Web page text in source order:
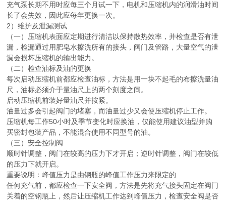
充气泵长期不用时应每三个月试一下，电机和压缩机内的润滑油时间
长了会失效，因此应每年更换一次。
2）维护及泄漏测试
（一）压缩机表面应定期进行清洁以保持散热效率，并检查是否有泄
漏，检漏通过用肥皂水擦洗所有的接头，阀门及管路，大量空气的泄
漏会损坏压缩机的输出能力。
（二）检查油标及油的更换
每次启动压缩机前都应检查油标，方法是用一块不起毛的布擦洗量油
尺，油标必须介于量油尺上的两个刻度之间。
启动压缩机前装好量油尺并按紧。
油量过多会引起阀门的堵塞，而油量过少又会使压缩机停止工作。
压缩机每工作50小时及季节变化时应换油，仅能使用建议油型并购
买密封包装产品，不能混合使用不同型号的油。
（三）安全控制阀
顺时针调整，阀门在较高的压力下才开启；逆时针调整，阀门在较低
的压力下就开启。
重要说明：峰值压力是由钢瓶的峰值工作压力来限定的
任何充气前，都应检查一下安全阀，方法是先将充气接头固定在阀门
关着的空钢瓶上，然后让压缩机工作达到峰值压力，检查安全阀是否